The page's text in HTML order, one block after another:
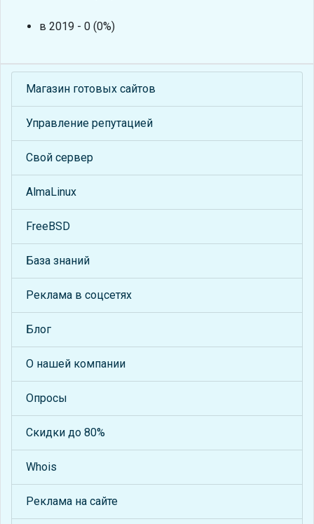
в 2019 - 0 (0%)
Магазин готовых сайтов
Управление репутацией
Свой сервер
AlmaLinux
FreeBSD
База знаний
Реклама в соцсетях
Блог
О нашей компании
Опросы
Скидки до 80%
Whois
Реклама на сайте